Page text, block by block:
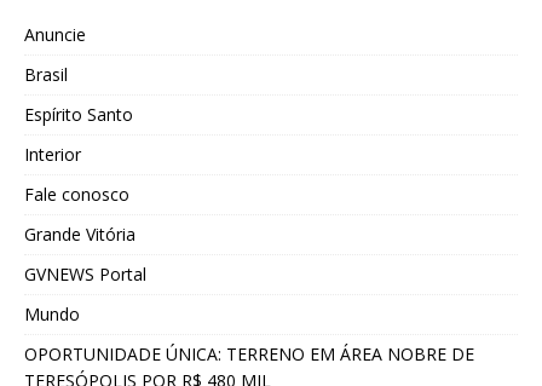
Anuncie
Brasil
Espírito Santo
Interior
Fale conosco
Grande Vitória
GVNEWS Portal
Mundo
OPORTUNIDADE ÚNICA: TERRENO EM ÁREA NOBRE DE
TERESÓPOLIS POR R$ 480 MIL